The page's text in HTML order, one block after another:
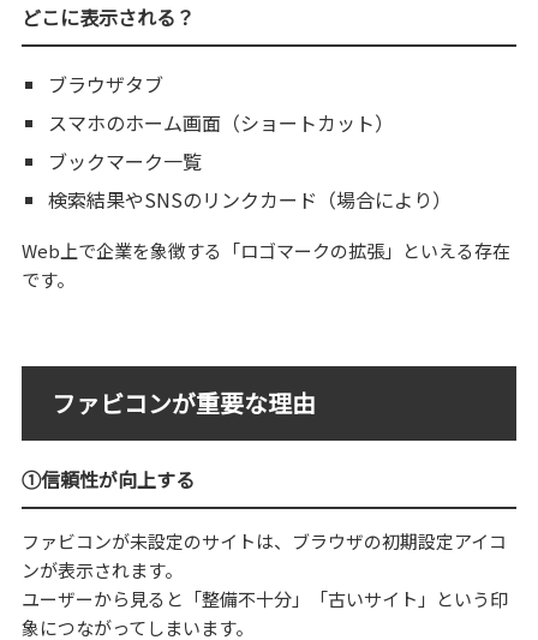
どこに表示される？
ブラウザタブ
スマホのホーム画面（ショートカット）
ブックマーク一覧
検索結果やSNSのリンクカード（場合により）
Web上で企業を象徴する「ロゴマークの拡張」といえる存在
です。
ファビコンが重要な理由
①信頼性が向上する
ファビコンが未設定のサイトは、ブラウザの初期設定アイコ
ンが表示されます。
ユーザーから見ると「整備不十分」「古いサイト」という印
象につながってしまいます。